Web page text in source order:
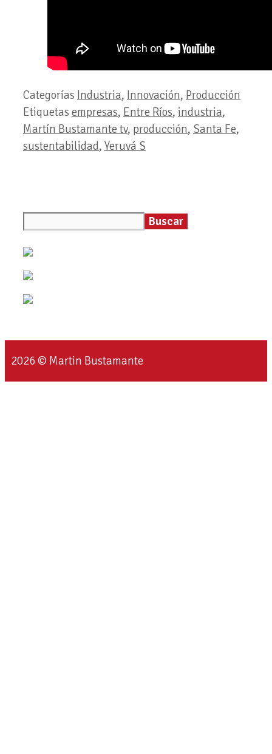
Categorías Industria, Innovación, Producción
Etiquetas empresas, Entre Ríos, industria,
Martín Bustamante tv, producción, Santa Fe,
sustentabilidad, Yeruvá S
Buscar
2026 © Martin Bustamante